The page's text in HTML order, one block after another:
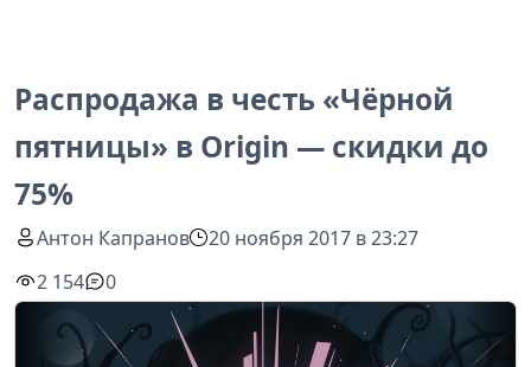
Распродажа в честь «Чёрной
пятницы» в Origin — скидки до
75%
Антон Капранов
20 ноября 2017 в 23:27
2 154
0